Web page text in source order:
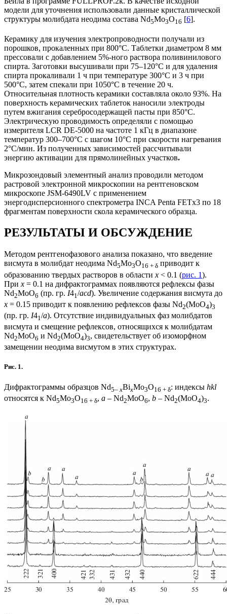
модели для уточнения использовали данные кристаллической
структуры молибдата неодима состава Nd5Mo3O16 [6].
Керамику для изучения электропроводности получали из
порошков, прокаленных при 800°С. Таблетки диаметром 8 мм
прессовали с добавлением 5%-ного раствора поливинилового
спирта. Заготовки высушивали при 75–120°С и для удаления
спирта прокаливали 1 ч при температуре 300°С и 3 ч при
500°С, затем спекали при 1050°С в течение 20 ч.
Относительная плотность керамики составляла около 93%. На
поверхность керамических таблеток наносили электроды
путем вжигания серебросодержащей пасты при 850°С.
Электрическую проводимость определяли с помощью
измерителя LCR DE-5000 на частоте 1 кГц в диапазоне
температур 300–700°С с шагом 10°С при скорости нагревания
2°С/мин. Из полученных зависимостей рассчитывали
энергию активации для прямолинейных участков.
Микрозондовый элементный анализ проводили методом
растровой электронной микроскопии на рентгеновском
микроскопе JSM-6490LV с применением
энергодисперсионного спектрометра INCA Penta FETx3 по 18
фрагментам поверхности скола керамического образца.
РЕЗУЛЬТАТЫ И ОБСУЖДЕНИЕ
Методом рентгенофазового анализа показано, что введение
висмута в молибдат неодима Nd5Mo3O16 + δ приводит к
образованию твердых растворов в области х < 0.1 (рис. 1).
При х = 0.1 на дифрактограммах появляются рефлексы фазы
Nd2MoO6 (пр. гр. I41 /acd). Увеличение содержания висмута до
х = 0.15 приводит к появлению рефлексов фазы Nd2(MoO4)3
(пр. гр. I41/a). Отсутствие индивидуальных фаз молибдатов
висмута и смещение рефлексов, относящихся к молибдатам
Nd2MoO6 и Nd2(MoO4)3, свидетельствует об изоморфном
замещении неодима висмутом в этих структурах.
Рис. 1.
Дифрактограммы образцов Nd5– xBixMo3O16 + δ: индексы hkl
относятся к Nd5Mo3O16 + δ, a – Nd2MoO6, b – Nd2(MoO4)3.